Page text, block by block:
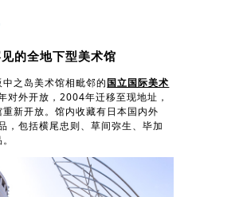
的全地下型美术馆
之岛美术馆相毗邻的国立国际美术
对外开放，2004年迁移至现地址，
新开放。馆内收藏有日本国内外
，包括横尾忠则、草间弥生、毕加